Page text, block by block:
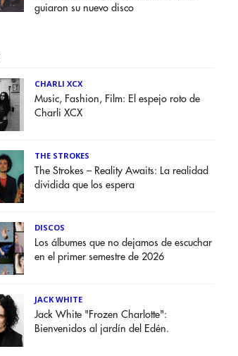
guiaron su nuevo disco
CHARLI XCX
Music, Fashion, Film: El espejo roto de
Charli XCX
THE STROKES
The Strokes – Reality Awaits: La realidad
dividida que los espera
DISCOS
Los álbumes que no dejamos de escuchar
en el primer semestre de 2026
JACK WHITE
Jack White "Frozen Charlotte":
Bienvenidos al jardín del Edén.